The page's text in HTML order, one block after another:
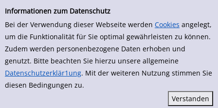
Informationen zum Datenschutz
Bei der Verwendung dieser Webseite werden Cookies angelegt,
um die Funktionalität für Sie optimal gewährleisten zu können.
Zudem werden personenbezogene Daten erhoben und
genutzt. Bitte beachten Sie hierzu unsere allgemeine
Datenschutzerklär1ung. Mit der weiteren Nutzung stimmen Sie
diesen Bedingungen zu.
zur Navigation springen
zum Inhalt springen
Zur Detailanzeige springen